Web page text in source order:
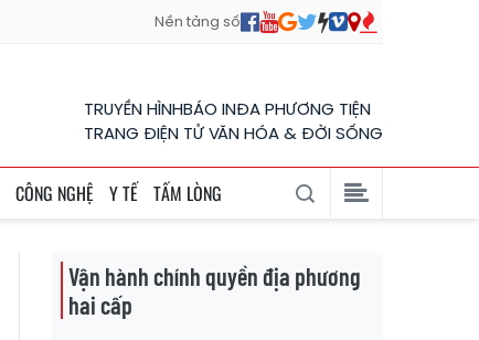
Nền tảng số
TRUYỀN HÌNHBÁO INĐA PHƯƠNG TIỆN
TRANG ĐIỆN TỬ VĂN HÓA & ĐỜI SỐNG
CÔNG NGHỆ Y TẾ TẤM LÒNG
Vận hành chính quyền địa phương
hai cấp